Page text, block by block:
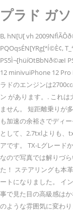
プラド ガ
B, hN[U[ vh
PQOqsÉN[YRg[ªÍ©È¢,
12 minivuiPhone 12
ラドのエンジンは
ン があります。. これ
ません。 短距離乗りが
も加速の余裕さでディ
として、2.7txlよりも、
アです。 TX-Lグレード
なので写真では解りづ
た！ ステアリングも本
ートになりました。 イ
事で見た目の高級感は
のような雰囲気に変わ